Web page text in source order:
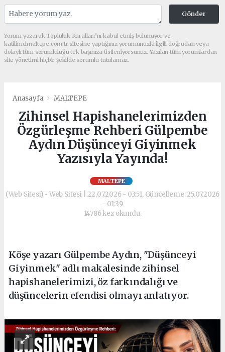
Gönder
Yorum yazarak Topluluk Kuralları’nı kabul etmiş bulunuyor ve
katilimcimaltepe.com.tr sitesine yaptığınız yorumunuzla ilgili doğrudan veya
dolaylı tüm sorumluluğu tek başınıza üstleniyorsunuz. Yazılan tüm yorumlardan
site yönetimi hiçbir şekilde sorumlu tutulamaz.
Anasayfa MALTEPE
Zihinsel Hapishanelerimizden
Özgürleşme Rehberi Gülpembe
Aydın Düşünceyi Giyinmek
Yazısıyla Yayında!
MALTEPE
(Web Sitesi) - Web Sitesi | 22.07.2026 - 03:51, Güncelleme: 25.07.2026
- 01:39
14786 kez okundu.
Köşe yazarı Gülpembe Aydın, "Düşünceyi
Giyinmek" adlı makalesinde zihinsel
hapishanelerimizi, öz farkındalığı ve
düşüncelerin efendisi olmayı anlatıyor.